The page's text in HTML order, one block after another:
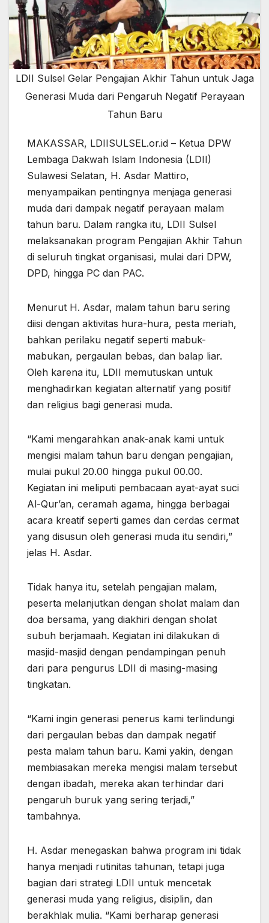
LDII Sulsel Gelar Pengajian Akhir Tahun untuk Jaga
Generasi Muda dari Pengaruh Negatif Perayaan
Tahun Baru
MAKASSAR, LDIISULSEL.or.id – Ketua DPW
Lembaga Dakwah Islam Indonesia (LDII)
Sulawesi Selatan, H. Asdar Mattiro,
menyampaikan pentingnya menjaga generasi
muda dari dampak negatif perayaan malam
tahun baru. Dalam rangka itu, LDII Sulsel
melaksanakan program Pengajian Akhir Tahun
di seluruh tingkat organisasi, mulai dari DPW,
DPD, hingga PC dan PAC.
Menurut H. Asdar, malam tahun baru sering
diisi dengan aktivitas hura-hura, pesta meriah,
bahkan perilaku negatif seperti mabuk-
mabukan, pergaulan bebas, dan balap liar.
Oleh karena itu, LDII memutuskan untuk
menghadirkan kegiatan alternatif yang positif
dan religius bagi generasi muda.
“Kami mengarahkan anak-anak kami untuk
mengisi malam tahun baru dengan pengajian,
mulai pukul 20.00 hingga pukul 00.00.
Kegiatan ini meliputi pembacaan ayat-ayat suci
Al-Qur’an, ceramah agama, hingga berbagai
acara kreatif seperti games dan cerdas cermat
yang disusun oleh generasi muda itu sendiri,”
jelas H. Asdar.
Tidak hanya itu, setelah pengajian malam,
peserta melanjutkan dengan sholat malam dan
doa bersama, yang diakhiri dengan sholat
subuh berjamaah. Kegiatan ini dilakukan di
masjid-masjid dengan pendampingan penuh
dari para pengurus LDII di masing-masing
tingkatan.
“Kami ingin generasi penerus kami terlindungi
dari pergaulan bebas dan dampak negatif
pesta malam tahun baru. Kami yakin, dengan
membiasakan mereka mengisi malam tersebut
dengan ibadah, mereka akan terhindar dari
pengaruh buruk yang sering terjadi,”
tambahnya.
H. Asdar menegaskan bahwa program ini tidak
hanya menjadi rutinitas tahunan, tetapi juga
bagian dari strategi LDII untuk mencetak
generasi muda yang religius, disiplin, dan
berakhlak mulia. “Kami berharap generasi